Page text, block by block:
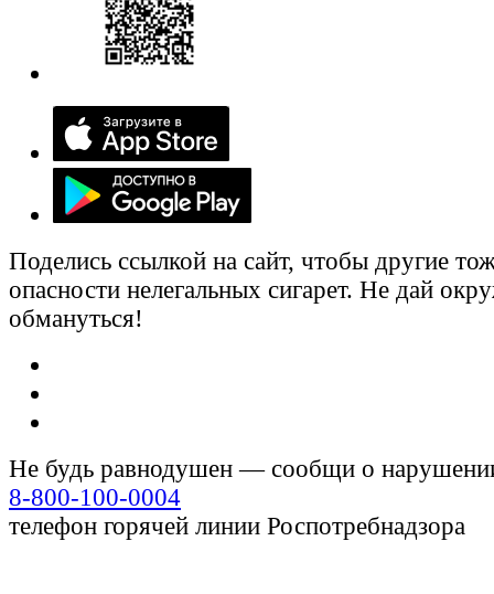
Поделись ссылкой на сайт, чтобы другие
опасности нелегальных сигарет. Не дай
обмануться!
Не будь равнодушен — сообщи о
8-800-100-0004
телефон горячей линии Роспотребнадзора